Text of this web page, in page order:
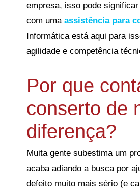
empresa, isso pode
com uma assistência para
Informática está aqui para
agilidade e competência
Por que
conserto de
diferença?
Muita gente subestima um
acaba adiando a busca por
defeito muito mais sério (e